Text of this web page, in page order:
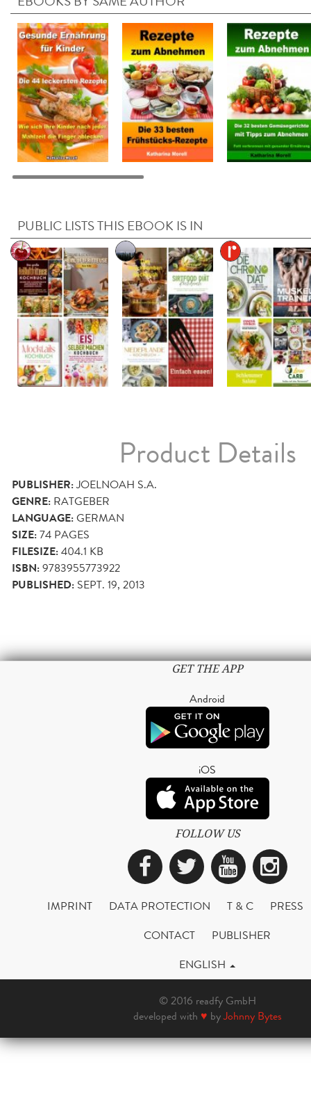
PUBLIC LISTS THIS EBOOK IS IN
Product Details
PUBLISHER:JOELNOAH S.A.
GENRE: RATGEBER
LANGUAGE:GERMAN
SIZE:74 PAGES
FILESIZE:404.1 KB
ISBN:9783955773922
PUBLISHED: SEPT. 19, 2013
GET THE APP
Android
iOS
FOLLOW US
Facebook
Twitter
IMPRINT DATA PROTECTION T & C
PRESS
CONTACT
PUBLISHER
ENGLISH
© 2016 readfy GmbH
developed with ♥ byJohnny Bytes